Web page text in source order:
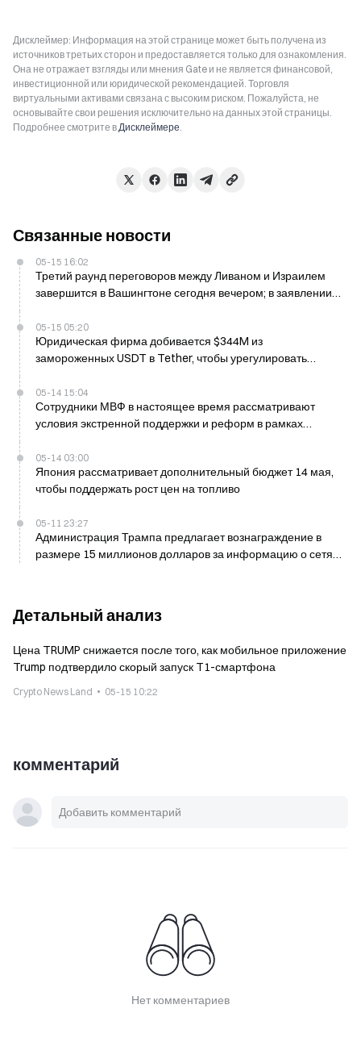
Дисклеймер: Информация на этой странице может быть получена из
источников третьих сторон и предоставляется только для ознакомления.
Она не отражает взгляды или мнения Gate и не является финансовой,
инвестиционной или юридической рекомендацией. Торговля
виртуальными активами связана с высоким риском. Пожалуйста, не
основывайте свои решения исключительно на данных этой страницы.
Подробнее смотрите вДисклеймере.
Связанные новости
05-15 16:02
Третий раунд переговоров между Ливаном и Израилем
завершится в Вашингтоне сегодня вечером; в заявлении
05-15 05:20
Юридическая фирма добивается $344M из
замороженных USDT в Tether, чтобы урегулировать
связанном с Ираном
05-14 15:04
Сотрудники МВФ в настоящее время рассматривают
условия экстренной поддержки и реформ в рамках
05-14 03:00
Япония рассматривает дополнительный бюджет 14 мая,
чтобы поддержать рост цен на топливо
05-11 23:27
Администрация Трампа предлагает вознаграждение в
размере 15 миллионов долларов за информацию о сетях
Детальный анализ
Цена TRUMP снижается после того, как мобильное приложение
Trump подтвердило скорый запуск T1-смартфона
Crypto News Land 05-15 10:22
комментарий
Нет комментариев